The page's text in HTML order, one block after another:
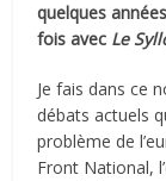
quelques
fois avec Le
Je fais dans ce
débats actuels
problème de
Front National,